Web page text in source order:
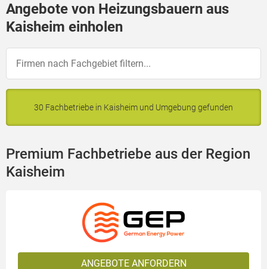
Angebote von Heizungsbauern aus
Kaisheim einholen
30 Fachbetriebe in Kaisheim und Umgebung gefunden
Premium Fachbetriebe aus der Region
Kaisheim
ANGEBOTE ANFORDERN